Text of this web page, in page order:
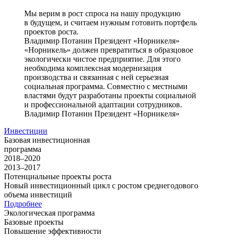
Мы верим в рост спроса на нашу продукцию
в будущем, и считаем нужным готовить портфель
проектов роста.
Владимир Потанин Президент «Норникеля»
«Норникель» должен превратиться в образцовое
экологически чистое предприятие. Для этого
необходима комплексная модернизация
производства и связанная с ней серьезная
социальная программа. Совместно с местными
властями будут разработаны проекты социальной
и профессиональной адаптации сотрудников.
Владимир Потанин Президент «Норникеля»
Инвестиции
Базовая инвестиционная
программа
2018–2020
2013–2017
Потенциальные проекты роста
Новый инвестиционный цикл с ростом среднегодового
объема инвестиций
Подробнее
Экологическая программа
Базовые проекты
Повышение эффективности